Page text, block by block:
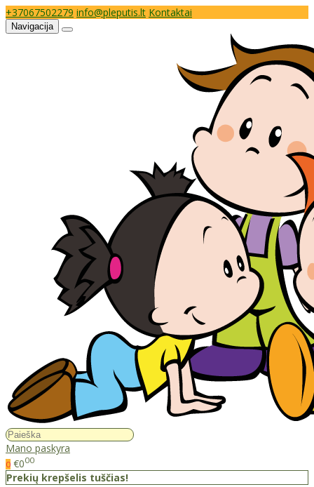
+37067502279 info@pleputis.lt Kontaktai
Navigacija
Mano paskyra
0 €000
Prekių krepšelis tuščias!